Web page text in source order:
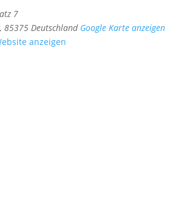
7
, 85375 Deutschland Google Karte anzeigen
anzeigen